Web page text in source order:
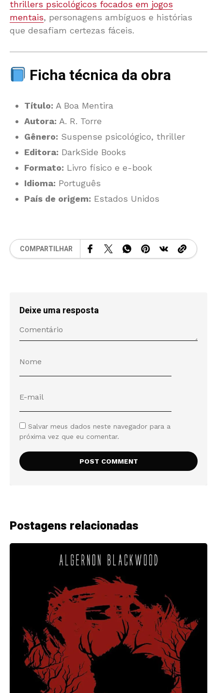
thrillers psicológicos focados em jogos
mentais, personagens ambíguos e histórias
que desafiam certezas fáceis.
Ficha técnica da obra
Título: A Boa Mentira
Autora: A. R. Torre
Gênero: Suspense psicológico, thriller
Editora: DarkSide Books
Formato: Livro físico e e-book
Idioma: Português
País de origem: Estados Unidos
COMPARTILHAR
Deixe uma resposta
Salvar meus dados neste navegador para a
próxima vez que eu comentar.
Postagens relacionadas